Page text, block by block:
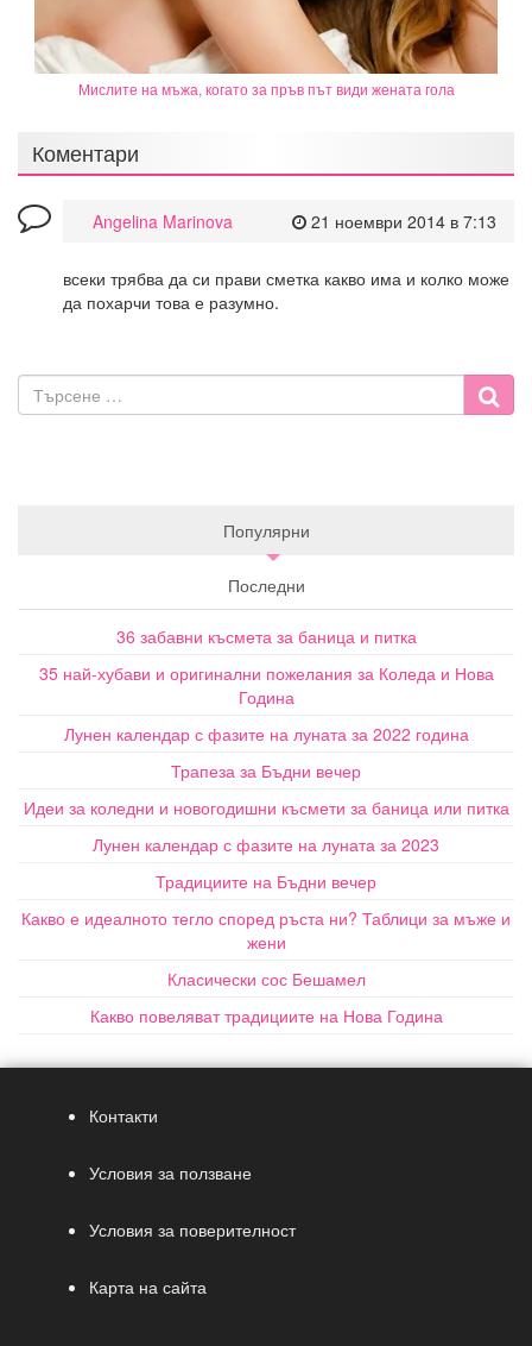
Мислите на мъжа, когато за пръв път види жената гола
Коментари
21 ноември 2014 в 7:13
Angelina Marinova
всеки трябва да си прави сметка какво има и колко може
да похарчи това е разумно.
Популярни
Последни
36 забавни късмета за баница и питка
35 най-хубави и оригинални пожелания за Коледа и Нова
Година
Лунен календар с фазите на луната за 2022 година
Трапеза за Бъдни вечер
Идеи за коледни и новогодишни късмети за баница или питка
Лунен календар с фазите на луната за 2023
Традициите на Бъдни вечер
Какво е идеалното тегло според ръста ни? Таблици за мъже и
жени
Класически сос Бешамел
Какво повеляват традициите на Нова Година
Контакти
Условия за ползване
Условия за поверителност
Карта на сайта